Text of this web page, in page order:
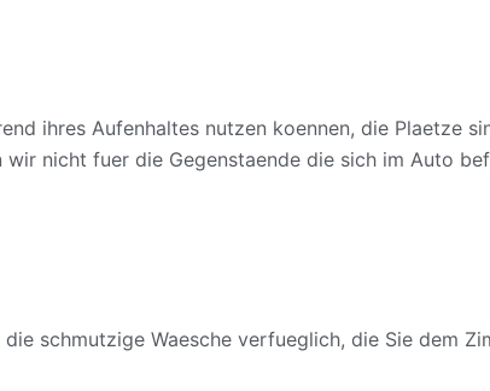
ihres Aufenhaltes nutzen koennen, die Plaetze
nicht fuer die Gegenstaende die sich im Auto
schmutzige Waesche verfueglich, die Sie dem